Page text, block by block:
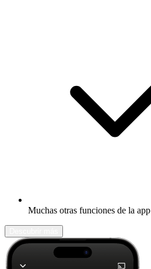
Muchas otras funciones de la app